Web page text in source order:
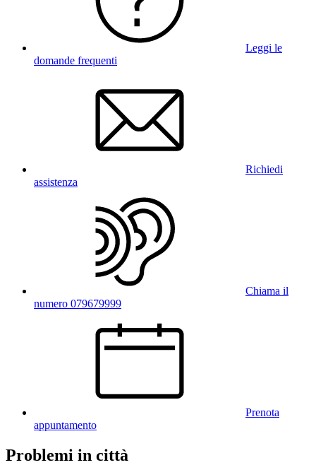
Leggi le
domande frequenti
Richiedi
assistenza
Chiama il
numero 079679999
Prenota
appuntamento
Problemi in città